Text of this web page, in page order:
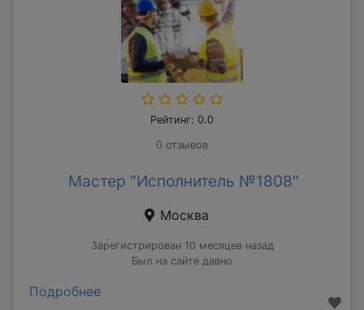
Рейтинг: 0.0
0 отзывов
Мастер "Исполнитель №1808"
Москва
Зарегистрирован 10 месяцев назад
Был на сайте давно
Подробнее